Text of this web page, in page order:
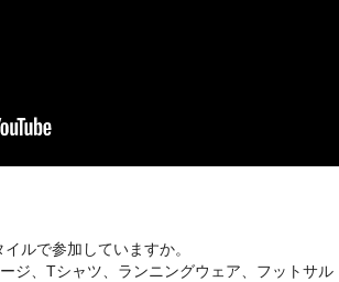
ルで参加していますか。
ジ、Tシャツ、ランニングウェア、フットサル